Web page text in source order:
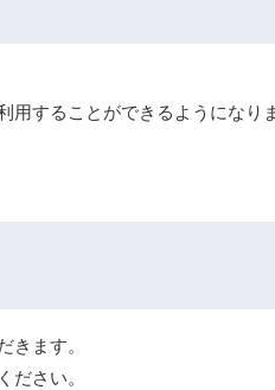
することができるようになりま
ます。
さい。